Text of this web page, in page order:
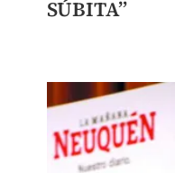
SÚBITA”